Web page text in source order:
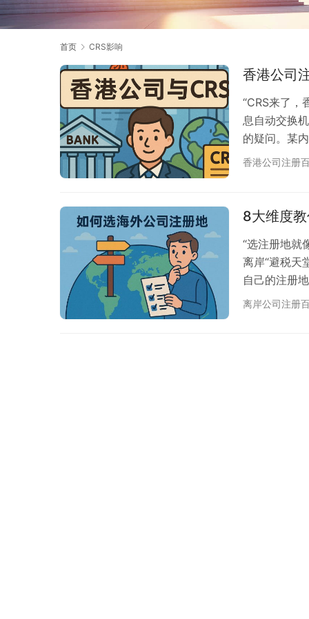
首页 CRS影响
香港公司
“CRS来了，
息自动交换
的疑问。某
关很容易掌
经走不通，
香港公司注册
8大维度
“选注册地就
离岸“避税天
自己的注册
→开户→成本
离岸公司注册